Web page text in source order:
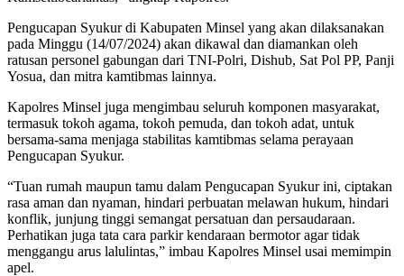
Pengucapan Syukur di Kabupaten Minsel yang akan dilaksanakan
pada Minggu (14/07/2024) akan dikawal dan diamankan oleh
ratusan personel gabungan dari TNI-Polri, Dishub, Sat Pol PP, Panji
Yosua, dan mitra kamtibmas lainnya.
Kapolres Minsel juga mengimbau seluruh komponen masyarakat,
termasuk tokoh agama, tokoh pemuda, dan tokoh adat, untuk
bersama-sama menjaga stabilitas kamtibmas selama perayaan
Pengucapan Syukur.
“Tuan rumah maupun tamu dalam Pengucapan Syukur ini, ciptakan
rasa aman dan nyaman, hindari perbuatan melawan hukum, hindari
konflik, junjung tinggi semangat persatuan dan persaudaraan.
Perhatikan juga tata cara parkir kendaraan bermotor agar tidak
menggangu arus lalulintas,” imbau Kapolres Minsel usai memimpin
apel.